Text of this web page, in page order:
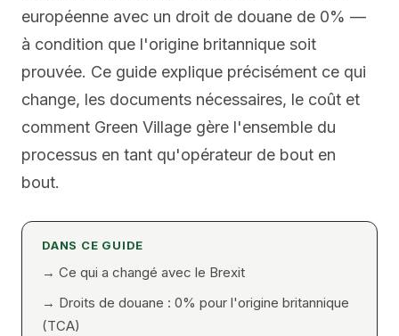
européenne avec un droit de douane de 0% —
à condition que l'origine britannique soit
prouvée. Ce guide explique précisément ce qui
change, les documents nécessaires, le coût et
comment Green Village gère l'ensemble du
processus en tant qu'opérateur de bout en
bout.
DANS CE GUIDE
→ Ce qui a changé avec le Brexit
→ Droits de douane : 0% pour l'origine britannique
(TCA)